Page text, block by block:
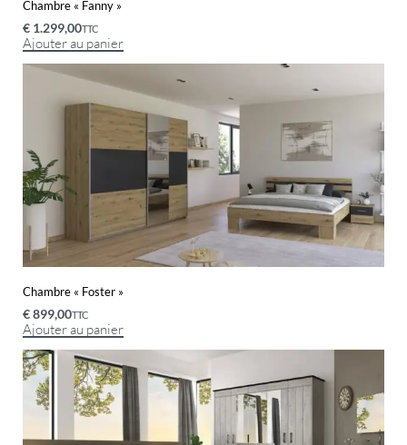
Chambre « Fanny »
€ 1.299,00TTC
Ajouter au panier
Chambre « Foster »
€899,00TTC
Ajouter au panier